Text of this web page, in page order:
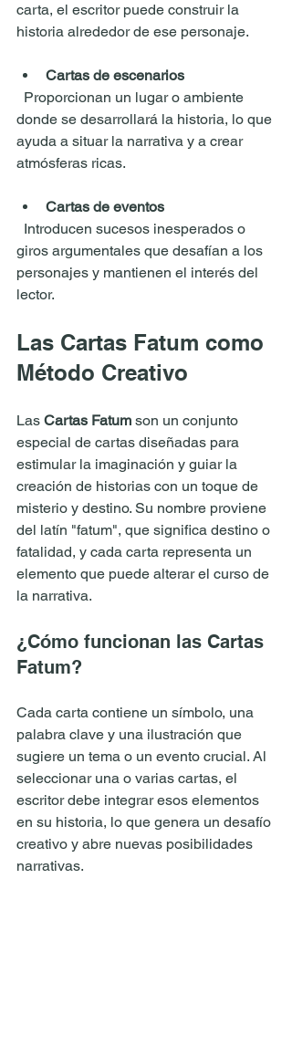
carta, el escritor puede construir la
historia alrededor de ese personaje.
Cartas de escenarios
donde se desarrollará la historia, lo que
ayuda a situar la narrativa y a crear
atmósferas ricas.
Cartas de eventos
giros argumentales que desafían a los
personajes y mantienen el interés del
lector.
Las Cartas Fatum como
Método Creativo
Las Cartas Fatum son un conjunto
especial de cartas diseñadas para
estimular la imaginación y guiar la
creación de historias con un toque de
misterio y destino. Su nombre proviene
del latín "fatum", que significa destino o
fatalidad, y cada carta representa un
elemento que puede alterar el curso de
la narrativa.
¿Cómo funcionan las Cartas
Fatum?
Cada carta contiene un símbolo, una
palabra clave y una ilustración que
sugiere un tema o un evento crucial. Al
seleccionar una o varias cartas, el
escritor debe integrar esos elementos
en su historia, lo que genera un desafío
creativo y abre nuevas posibilidades
narrativas.